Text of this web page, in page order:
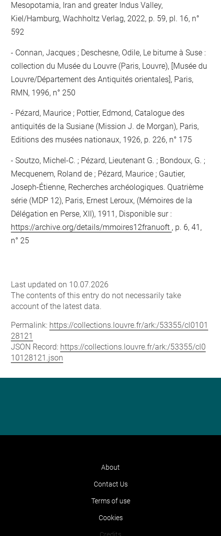
Mesopotamia, Iran and greater Indus Valley,
Kiel/Hamburg, Wachholtz Verlag, 2022, p. 59, pl. 16, n°
592
Connan, Jacques ; Deschesne, Odile, Le bitume à Suse :
collection du Musée du Louvre (Paris, Louvre), [Musée du
Louvre/Département des Antiquités orientales], Paris,
RMN, 1996, n° 250
Pézard, Maurice ; Pottier, Edmond, Catalogue des
antiquités de la Susiane (Mission J. de Morgan), Paris,
Editions des musées nationaux, 1926, p. 226, n° 175
Soutzo, Michel-C. ; Pézard, Lieutenant G. ; Bondoux, G. ;
Mecquenem, Roland de ; Pézard, Maurice ; Gautier,
Joseph-Étienne, Recherches archéologiques. Quatrième
série (MDP 12), Paris, Ernest Leroux, (Mémoires de la
Délégation en Perse, XII), 1911, Disponible sur :
https://archive.org/details/mmoires12franuoft , p. 6, 41,
n° 25
Last updated on 10.07.2026
The contents of this entry do not necessarily take
account of the latest data.
Permalink: https://collections.louvre.fr/ark:/53355/cl0101
28121
JSON Record: https://collections.louvre.fr/ark:/53355/cl0
10128121.json
About
Contact Us
Terms of use
Cookies